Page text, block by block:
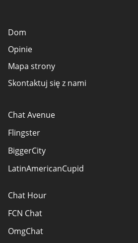
Dom
Opinie
Mapa strony
Skontaktuj się z nami
Chat Avenue
Flingster
BiggerCity
LatinAmericanCupid
Chat Hour
FCN Chat
OmgChat